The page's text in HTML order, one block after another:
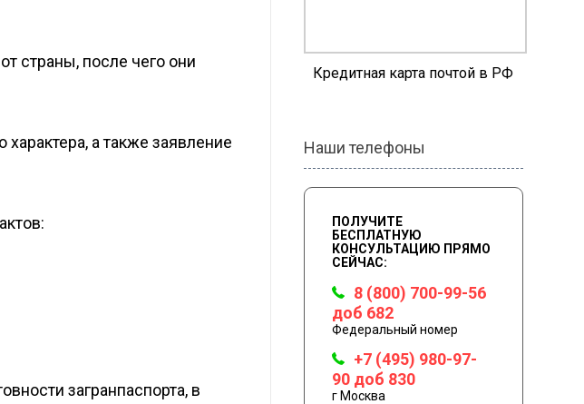
страны, после чего они
а также заявление
загранпаспорта, в
Кредитная карта почтой в РФ
Наши телефоны
ПОЛУЧИТЕ
БЕСПЛАТНУЮ
КОНСУЛЬТАЦИЮ ПРЯМО
СЕЙЧАС:
8 (800) 700-99-56
доб 682
Федеральный номер
+7 (495) 980-97-
90 доб 830
г Москва